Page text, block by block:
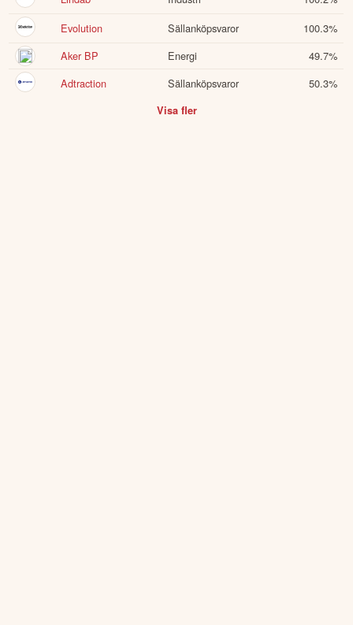
Evolution
Sällanköpsvaror 100.3%
Aker BP
Energi 49.7%
Adtraction
Sällanköpsvaror 50.3%
Visa fler